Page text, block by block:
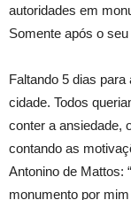
autoridades em
Somente após o
Faltando 5 dias
cidade. Todos
conter a ansiedade,
contando as
Antonino de Mattos:
monumento por